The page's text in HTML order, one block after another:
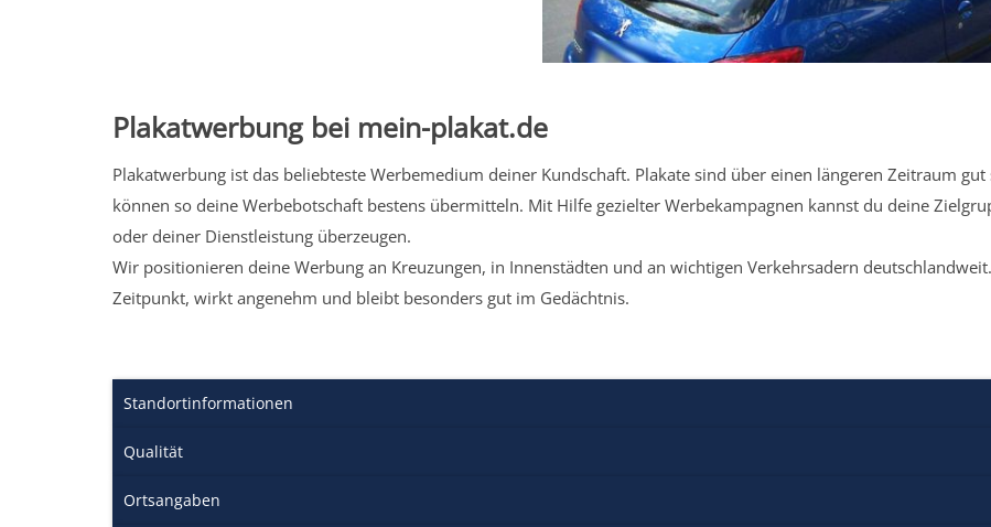
Plakatwerbung bei mein-plakat.de
Plakatwerbung ist das beliebteste Werbemedium deiner Kundschaft. Plakate sind über einen längeren Zeitraum
können so deine Werbebotschaft bestens übermitteln. Mit Hilfe gezielter Werbekampagnen kannst du deine
oder deiner Dienstleistung überzeugen.
Wir positionieren deine Werbung an Kreuzungen, in Innenstädten und an wichtigen Verkehrsadern
Zeitpunkt, wirkt angenehm und bleibt besonders gut im Gedächtnis.
Standortinformationen
Qualität
Ortsangaben